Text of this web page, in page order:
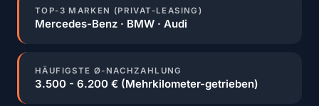
TOP-3 MARKEN (PRIVAT-LEASING)
Mercedes-Benz · BMW · Audi
HÄUFIGSTE Ø-NACHZAHLUNG
3.500 - 6.200 € (Mehrkilometer-getrieben)